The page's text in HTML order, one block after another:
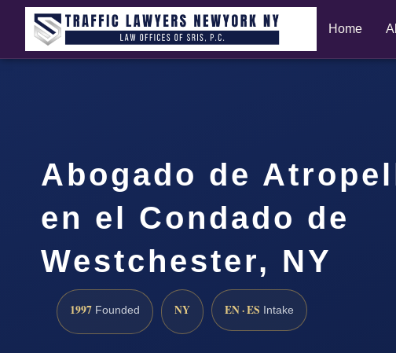
Home
Abogado de
en el Condado de
Westchester, NY
1997 Founded NY EN · ES Intake